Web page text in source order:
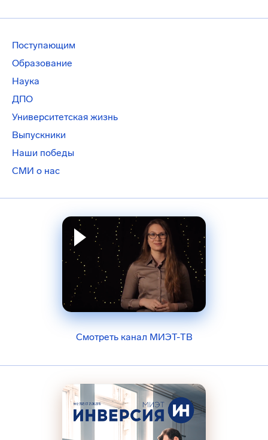
Поступающим
Образование
Наука
ДПО
Университетская жизнь
Выпускники
Наши победы
СМИ о нас
Смотреть канал МИЭТ-ТВ